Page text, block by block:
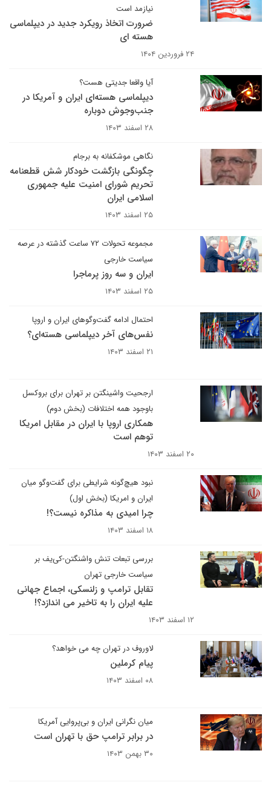
نیازمد است
ضرورت اتخاذ رویکرد جدید در دیپلماسی
هسته ای
۲۴ فروردین ۱۴۰۴
آیا واقعا جدیتی هست؟
دیپلماسی هسته‌ای ایران و آمریکا در
جنب‌وجوش دوباره
۲۸ اسفند ۱۴۰۳
نگاهی موشکفانه به برجام
چگونگی بازگشت خودکار شش قطعنامه
تحریم شورای امنیت علیه جمهوری
اسلامی ایران
۲۵ اسفند ۱۴۰۳
مجموعه تحولات ۷۲ ساعت گذشته در عرصه
سیاست خارجی
ایران و سه روز پرماجرا
۲۵ اسفند ۱۴۰۳
احتمال ادامه گفت‌وگوهای ایران و اروپا
نفس‌های آخر دیپلماسی هسته‌ای؟
۲۱ اسفند ۱۴۰۳
ارجحیت واشینگتن بر تهران برای بروکسل
باوجود همه اختلافات (بخش دوم)
همکاری اروپا با ایران در مقابل امریکا
توهم است
۲۰ اسفند ۱۴۰۳
نبود هیچ‌گونه شرایطی برای گفت‌وگو میان
ایران و امریکا (بخش اول)
چرا امیدی به مذاکره نیست؟!
۱۸ اسفند ۱۴۰۳
بررسی تبعات تنش واشنگتن-کی‌یف بر
سیاست خارجی تهران
تقابل ترامپ و زلنسکی، اجماع جهانی
علیه ایران را به تاخیر می اندازد؟!
۱۲ اسفند ۱۴۰۳
لاوروف در تهران چه می خواهد؟
پیام کرملین
۰۸ اسفند ۱۴۰۳
میان نگرانی ایران و بی‌پروایی آمریکا
در برابر ترامپ حق با تهران است
۳۰ بهمن ۱۴۰۳